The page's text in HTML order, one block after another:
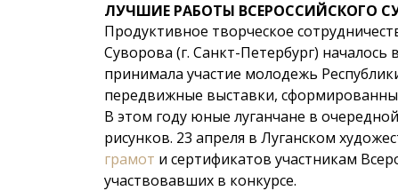
ЛУЧШИЕ РАБОТЫ ВСЕРОССИЙСКОГО
Продуктивное творческое
Суворова (г. Санкт-Петербург)
принимала участие молодежь
передвижные выставки,
В этом году юные луганчане в
рисунков. 23 апреля в Луганском
грамот и сертификатов участникам
участвовавших в конкурсе.